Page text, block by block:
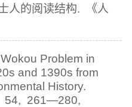
人的阅读结构. 《人
Problem in
and 1390s from
History.
54, 261—280,